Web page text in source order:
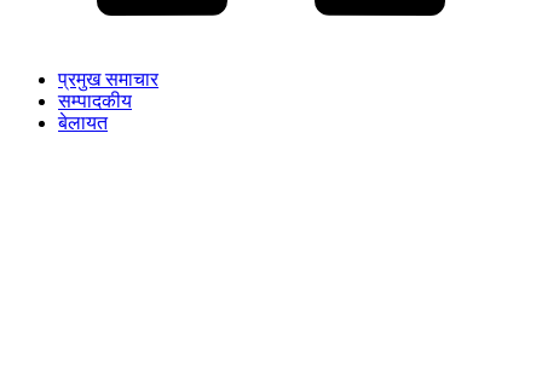
प्रमुख समाचार
सम्पादकीय
बेलायत